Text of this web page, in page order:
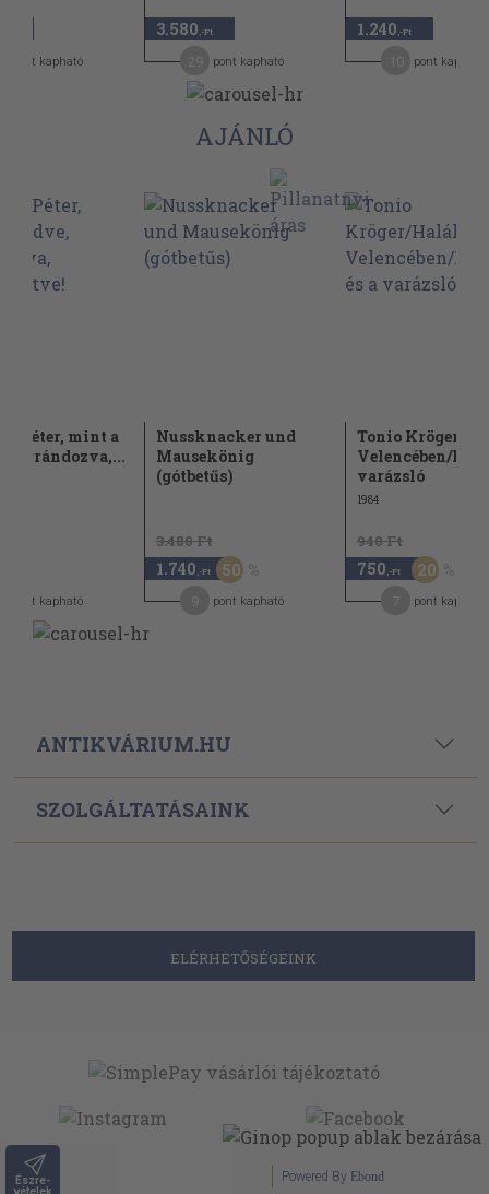
Észre-
vételek
pont kapható
3.580 ,-Ft
pont kapható
1.240 ,-Ft
pont kapható
AJÁNLÓ
Péter, mint a
ugrándozva,...
pont kapható
Nussknacker und
Mausekönig
(gótbetűs)
3.480 Ft
1.740 ,-Ft 50
pont kapható
Tonio Kröger/
Velencében/
varázsló
1984
940 Ft
750 ,-Ft 20
pont kapható
ANTIKVÁRIUM.HU
SZOLGÁLTATÁSAINK
ELÉRHETŐSÉGEINK
Powered By Ebond